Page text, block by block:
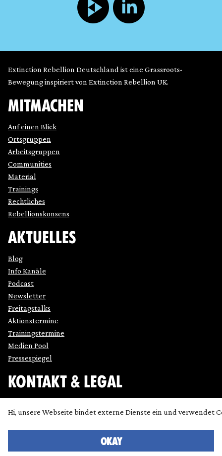
Extinction Rebellion Deutschland ist eine Grassroots-
Bewegung inspiriert von Extinction Rebellion UK.
MITMACHEN
Auf einen Blick
Ortsgruppen
Arbeitsgruppen
Communities
Material
Trainings
Rechtliches
Rebellionskonsens
AKTUELLES
Blog
Info Kanäle
Podcast
Newsletter
Freitagstalks
Aktionstermine
Trainingstermine
Medien Pool
Pressespiegel
KONTAKT & LEGAL
Datenschutz
Presse
Hi, unsere Webseite bindet externe Dienste ein und verwendet
OKAY